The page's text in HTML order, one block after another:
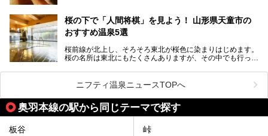
こだわりを持つ施設も増えています。
今回はそんな今話題のサウナが楽しめる、山形県内にあるオ
ススメ温泉・銭湯・スパを10件まとめてご紹介します。
桜の下で「人間将棋」を見よう！ 山形県天童市の
おすすめ温泉5選
桜前線が北上し、そろそろ東北が桜色に染まりはじめます。
桜の名所は東北にもたくさんありますが、その中でも行って
舞鶴山の山頂まで軽いハイキングの気分で登れば、そこでは
なんと「人間将棋」が行われているのです！
「人間将棋」とは昭和31年から毎年春に山形県天童市で行
われている一大イベントで、甲冑や着物姿の武者に扮した人
間が将棋の駒となり、対局を行っているのです。
ニフティ温泉ニュースTOPへ
奥羽本線の駅から同じテーマで探す
板谷 峠